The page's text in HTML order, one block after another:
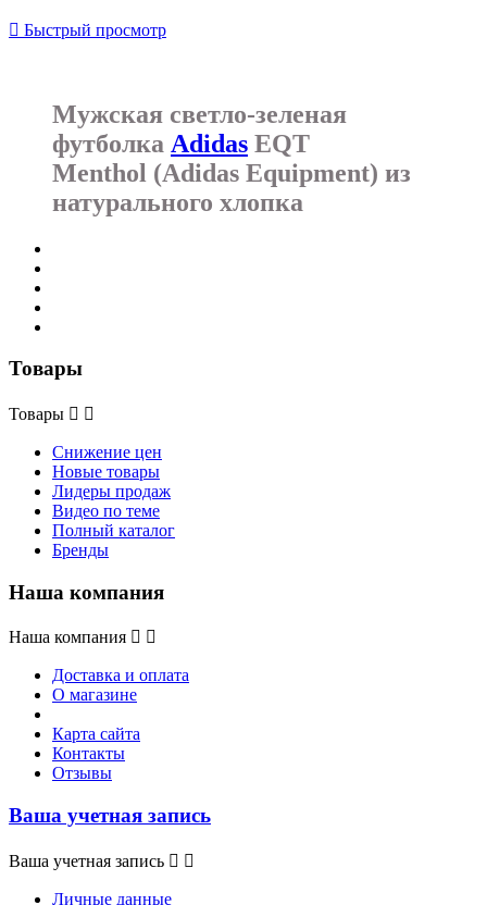
 Быстрый просмотр
Мужская светло-зеленая
футболка Adidas EQT
Menthol (Adidas Equipment) из
натурального хлопка
Товары
Товары  
Снижение цен
Новые товары
Лидеры продаж
Видео по теме
Полный каталог
Бренды
Наша компания
Наша компания  
Доставка и оплата
О магазине
Карта сайта
Контакты
Отзывы
Ваша учетная запись
Ваша учетная запись  
Личные данные